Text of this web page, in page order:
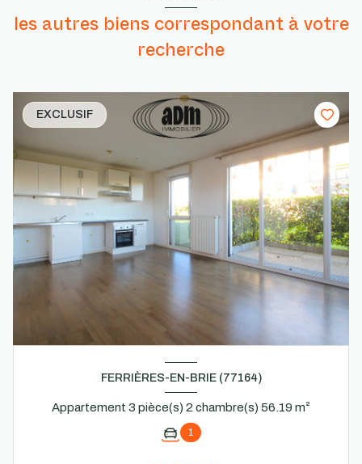
les autres biens correspondant à votre
recherche
EXCLUSIF
FERRIÈRES-EN-BRIE (77164)
Appartement 3 pièce(s) 2 chambre(s) 56.19 m²
1